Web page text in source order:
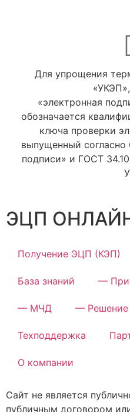
Для упрощения
«электронная
обозначается
ключа проверки
выпущенный
подписи» и ГОСТ
ЭЦП
Получение ЭЦП (КЭП)
База знаний —
— МЧД — Решение
Техподдержка
О компании
Сайт не является
публичным договором